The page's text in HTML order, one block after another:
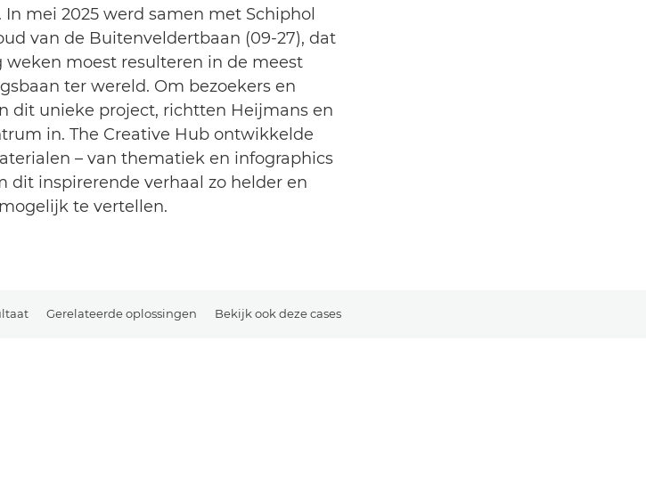
mei 2025 werd samen met Schiphol
van de Buitenveldertbaan (09-27), dat
moest resulteren in de meest
ter wereld. Om bezoekers en
dit unieke project, richtten Heijmans en
in. The Creative Hub ontwikkelde
– van thematiek en infographics
dit inspirerende verhaal zo helder en
te vertellen.
Gerelateerde oplossingen Bekijk ook deze cases